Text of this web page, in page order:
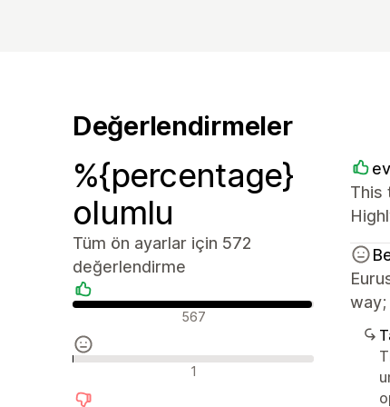
Değerlendirmeler
%{percentage}
olumlu
Tüm ön ayarlar için 572
değerlendirme
Olumlu değerlendirmeler
567
Nötr değerlendirmeler
1
This